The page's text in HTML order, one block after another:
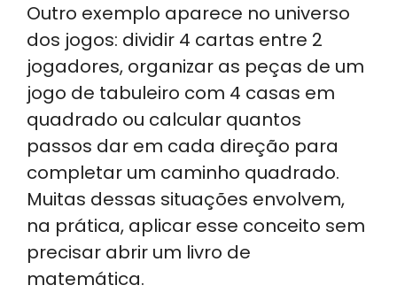
Outro exemplo aparece no universo
dos jogos: dividir 4 cartas entre 2
jogadores, organizar as peças de um
jogo de tabuleiro com 4 casas em
quadrado ou calcular quantos
passos dar em cada direção para
completar um caminho quadrado.
Muitas dessas situações envolvem,
na prática, aplicar esse conceito sem
precisar abrir um livro de
matemática.